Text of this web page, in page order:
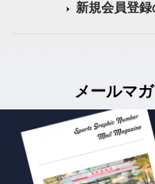
新規会員登
メールマ